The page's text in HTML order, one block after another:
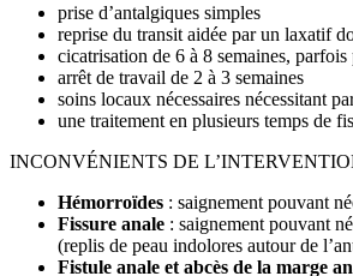
prise d’antalgiques simples
reprise du transit aidée par un laxatif
cicatrisation de 6 à 8 semaines, parfois
arrêt de travail de 2 à 3 semaines
soins locaux nécessaires nécessitant
une traitement en plusieurs temps de
INCONVÉNIENTS DE
Hémorroïdes : saignement pouvant
Fissure anale : saignement pouvant
(replis de peau indolores autour de
Fistule anale et abcès de la marge